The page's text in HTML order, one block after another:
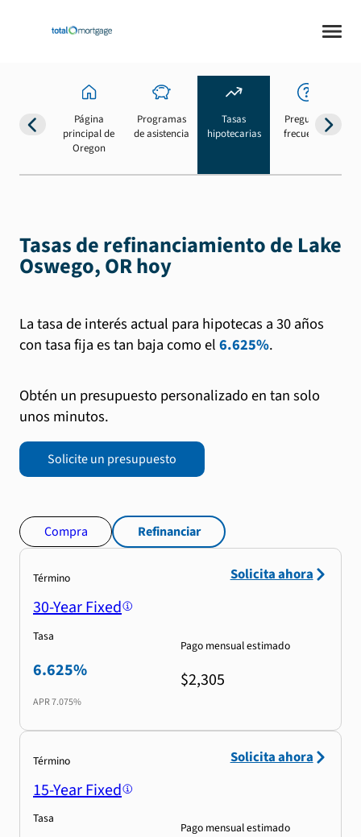
Página
principal de
Oregon
Programas
de asistencia
Tasas
hipotecarias
Preguntas
frecuentes
Tasas de refinanciamiento de Lake
Oswego, OR hoy
La tasa de interés actual para hipotecas a 30 años
con tasa fija es tan baja como el6.625%.
Obtén un presupuesto personalizado en tan solo
unos minutos.
Solicite un presupuesto
Compra Refinanciar
Término
30-Year Fixed
Tasa
6.625%
APR7.075%
Pago mensual estimado
$2,305
Solicita ahora
Término
15-Year Fixed
Tasa
Pago mensual estimado
Solicita ahora